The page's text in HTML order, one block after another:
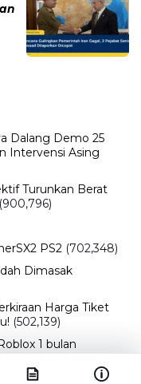
Dalang Demo 25
Intervensi Asing
Turunkan Berat
(900,796)
PS2 (702,348)
Dimasak
Harga Tiket
(502,139)
1 bulan